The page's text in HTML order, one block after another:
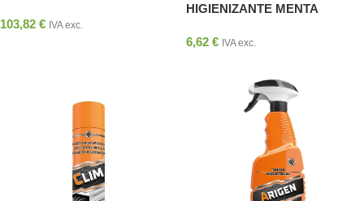
103,82 € IVA exc.
HIGIENIZANTE MENTA
6,62 € IVA exc.